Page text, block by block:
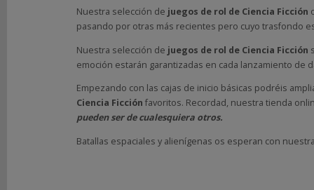
El
carrito
de
la
está
vacío
REDES
Nuestra selección de juegos de rol de Ciencia Ficción
pasando por otras más recientes pero cuyo trasfondo
Nuestra selección de juegos de rol de Ciencia Ficción
emoción estarán garantizadas en cada lanzamiento de
Empezando con las cajas de inicio básicas podréis
Ciencia Ficción favoritos. Recordad, nuestra tienda
pueden ser de cualesquiera otros.
Batallas espaciales y alienígenas os esperan con nuestra